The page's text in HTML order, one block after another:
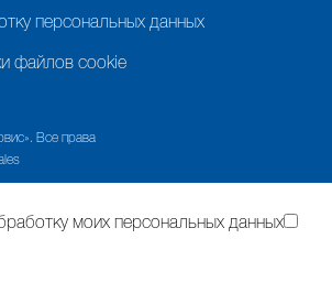
Все права
персональных данных
файлов cookie
моих персональных данных